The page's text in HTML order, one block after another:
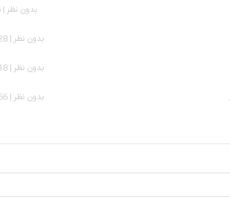
بدون نظر | 325 بازدید
بدون نظر | 1,828 بازدید
بدون نظر | 1,418 بازدید
بدون نظر | 1,056 بازدید